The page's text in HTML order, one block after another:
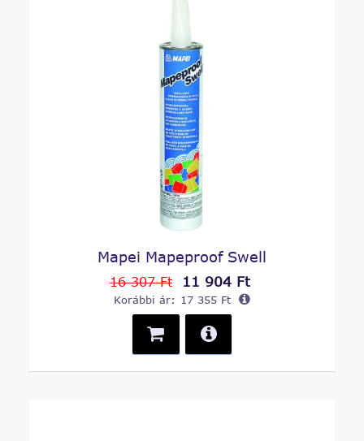
Mapei Mapeproof Swell
16 307 Ft 11 904 Ft
Korábbi ár: 17 355 Ft